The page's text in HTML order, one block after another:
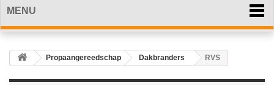
MENU
Propaangereedschap Dakbranders RVS